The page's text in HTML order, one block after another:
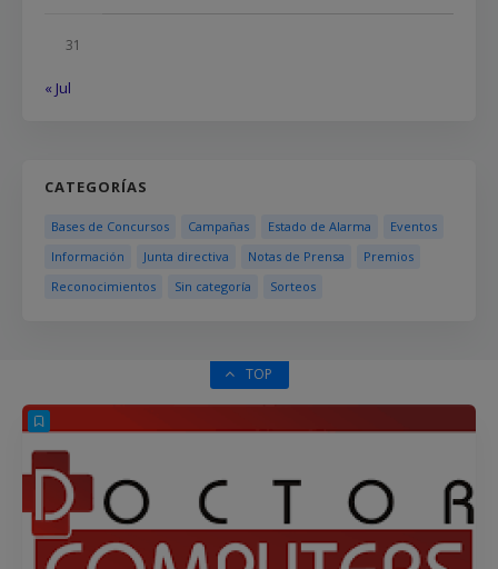
31
« Jul
CATEGORÍAS
Bases de Concursos Campañas Estado de Alarma
Eventos
Información
Junta directiva Notas de Prensa
Premios
Reconocimientos
Sin categoría Sorteos
TOP